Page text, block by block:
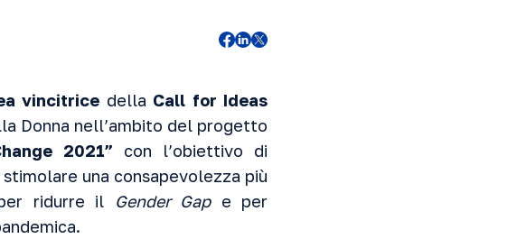
vincitrice della Call for Ideas
Donna nell’ambito del progetto
2021” con l’obiettivo di
una consapevolezza più
ridurre il
Gender Gape per